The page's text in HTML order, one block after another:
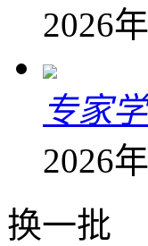
2026
专家
2026
换一批